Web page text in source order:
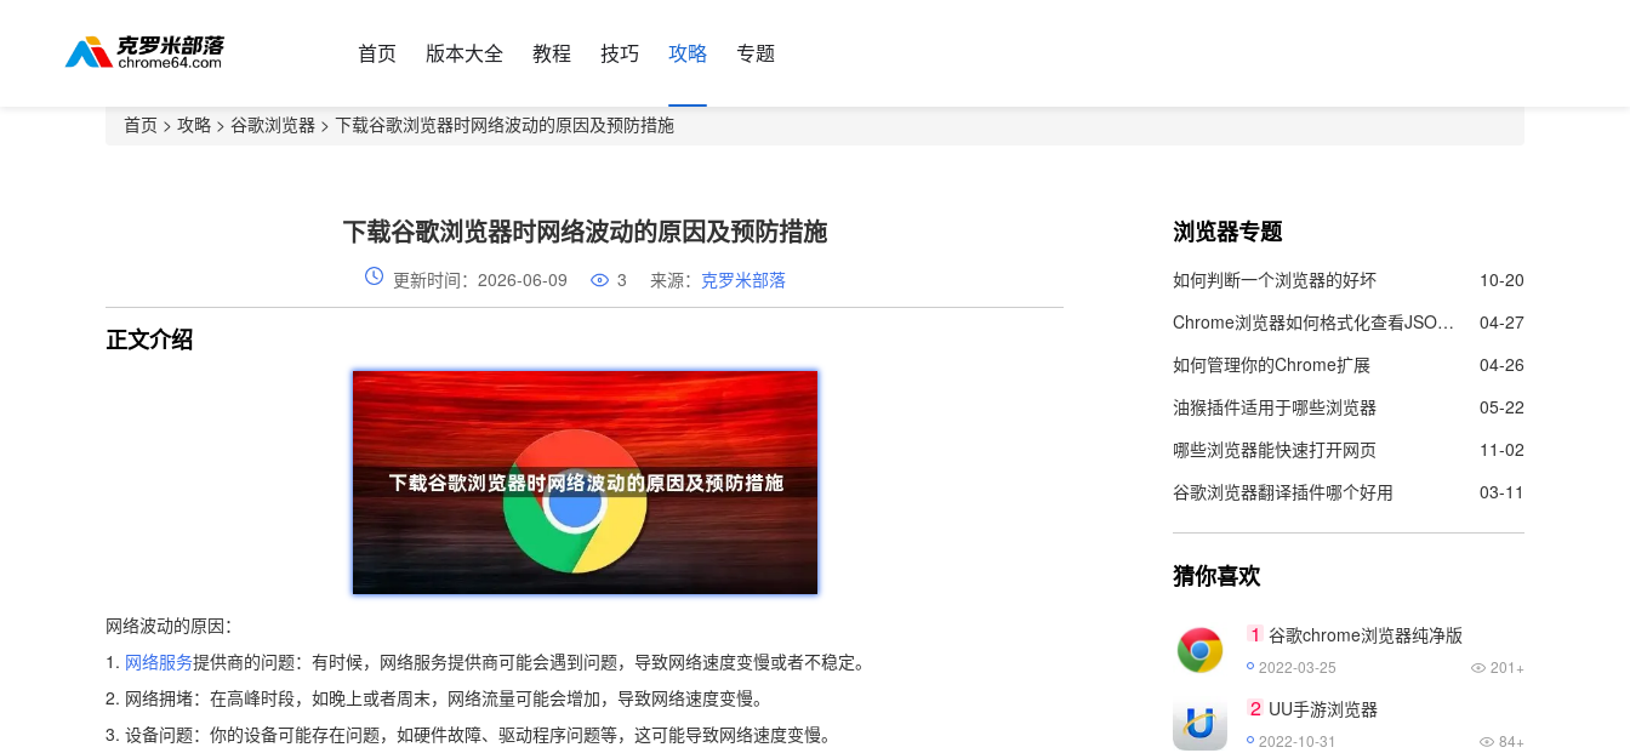
首页 版本大全 教程 技巧 攻略 专题
首页 > 攻略 > 谷歌浏览器 > 下载谷歌浏览器时网络波动的原因及预防措施
下载谷歌浏览器时网络波动的原因及预防措施
更新时间：2026-06-09 3 来源： 克罗米部落
正文介绍
网络波动的原因：
1. 网络服务提供商的问题：有时候，网络服务提供商可能会遇到问题，导致网络速度变慢或者不稳定。
2. 网络拥堵：在高峰时段，如晚上或者周末，网络流量可能会增加，导致网络速度变慢。
3. 设备问题：你的设备可能存在问题，如硬件故障、驱动程序问题等，这可能导致网络速度变慢。
浏览器专题
如何判断一个浏览器的好坏
10-20
Chrome浏览器如何格式化查看JSON数据
04-27
如何管理你的Chrome扩展
04-26
油猴插件适用于哪些浏览器
05-22
哪些浏览器能快速打开网页
11-02
谷歌浏览器翻译插件哪个好用
03-11
猜你喜欢
1 谷歌chrome浏览器纯净版
2022-03-25 201+
2 UU手游浏览器
2022-10-31 84+